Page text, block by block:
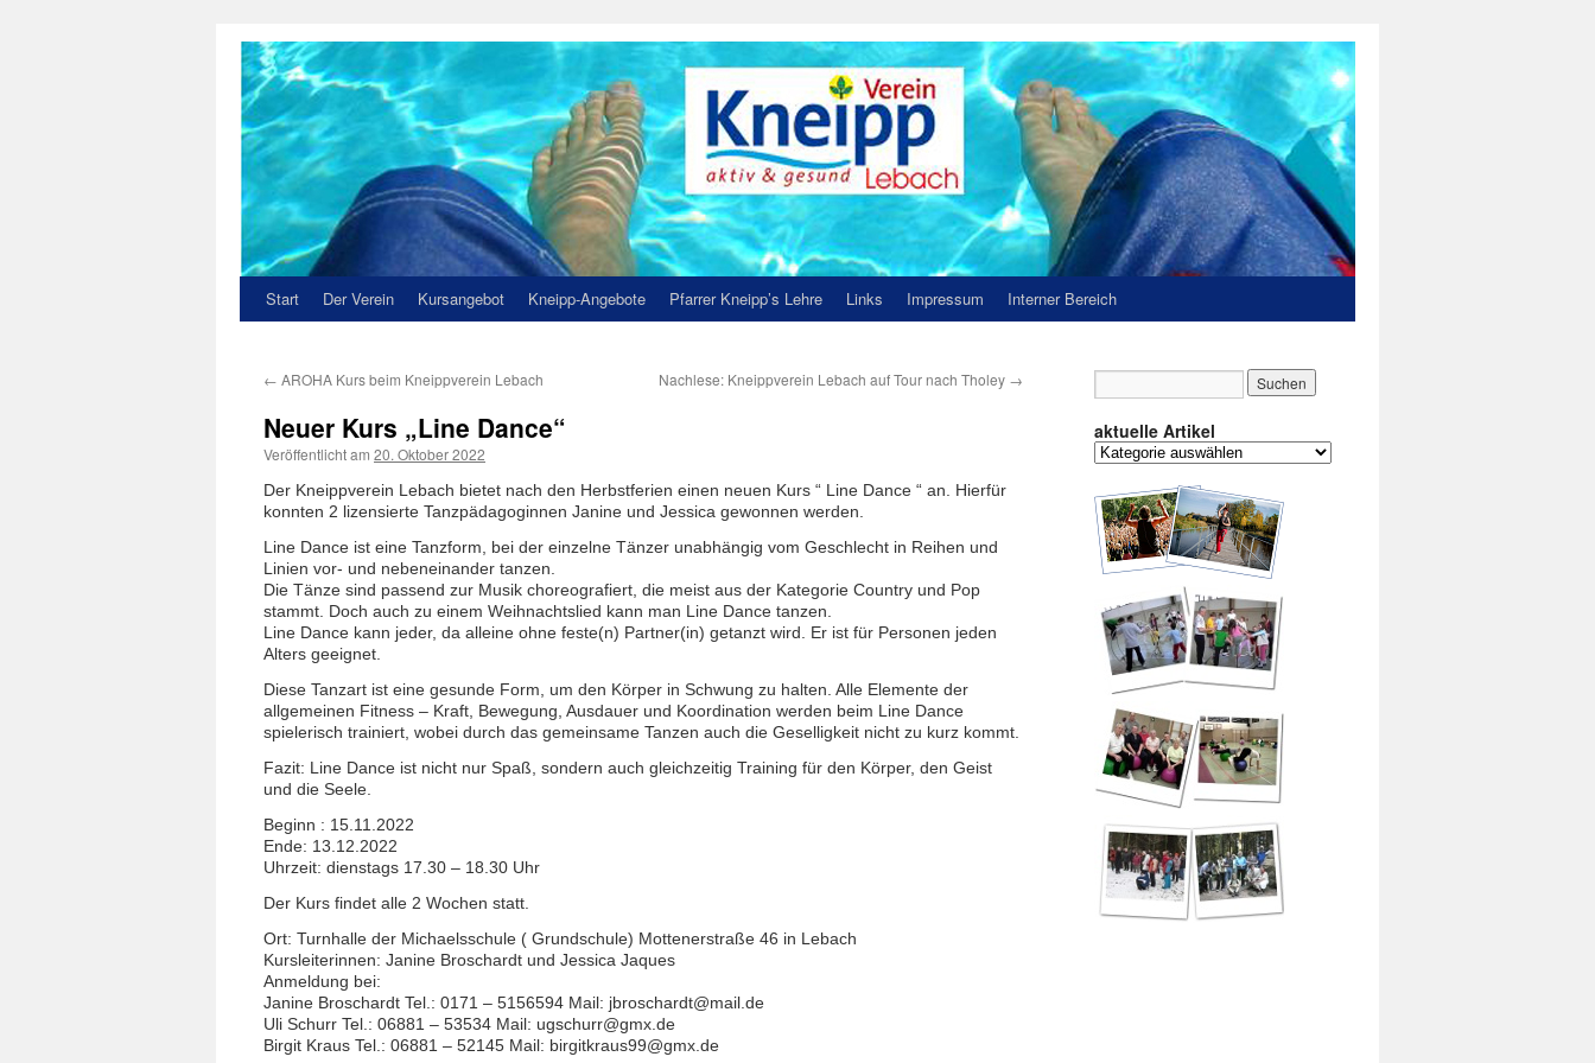
Inhalt
springen
Start Der Verein Kursangebot Kneipp-Angebote Pfarrer Kneipp’s Lehre Links Impressum Interner Bereich
← AROHA Kurs beim Kneippverein Lebach Nachlese: Kneippverein Lebach auf Tour nach Tholey →
Neuer Kurs „Line Dance“
Veröffentlicht am 20. Oktober 2022
Der Kneippverein Lebach bietet nach den Herbstferien einen neuen Kurs “ Line Dance “ an. Hierfür
konnten 2 lizensierte Tanzpädagoginnen Janine und Jessica gewonnen werden.
Line Dance ist eine Tanzform, bei der einzelne Tänzer unabhängig vom Geschlecht in Reihen und
Linien vor- und nebeneinander tanzen.
Die Tänze sind passend zur Musik choreografiert, die meist aus der Kategorie Country und Pop
stammt. Doch auch zu einem Weihnachtslied kann man Line Dance tanzen.
Line Dance kann jeder, da alleine ohne feste(n) Partner(in) getanzt wird. Er ist für Personen jeden
Alters geeignet.
Diese Tanzart ist eine gesunde Form, um den Körper in Schwung zu halten. Alle Elemente der
allgemeinen Fitness – Kraft, Bewegung, Ausdauer und Koordination werden beim Line Dance
spielerisch trainiert, wobei durch das gemeinsame Tanzen auch die Geselligkeit nicht zu kurz kommt.
Fazit: Line Dance ist nicht nur Spaß, sondern auch gleichzeitig Training für den Körper, den Geist
und die Seele.
Beginn : 15.11.2022
Ende: 13.12.2022
Uhrzeit: dienstags 17.30 – 18.30 Uhr
Der Kurs findet alle 2 Wochen statt.
Ort: Turnhalle der Michaelsschule ( Grundschule) Mottenerstraße 46 in Lebach
Kursleiterinnen: Janine Broschardt und Jessica Jaques
Anmeldung bei:
Janine Broschardt Tel.: 0171 – 5156594 Mail: jbroschardt@mail.de
Uli Schurr Tel.: 06881 – 53534 Mail: ugschurr@gmx.de
Birgit Kraus Tel.: 06881 – 52145 Mail: birgitkraus99@gmx.de
aktuelle Artikel
aktuelle